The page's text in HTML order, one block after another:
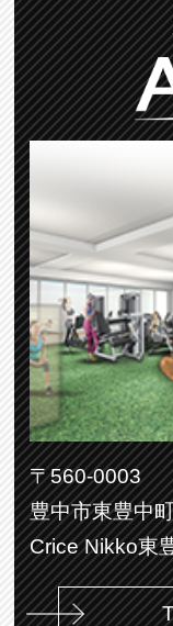
〒560-0003
豊中市東豊中
Crice Nikko東